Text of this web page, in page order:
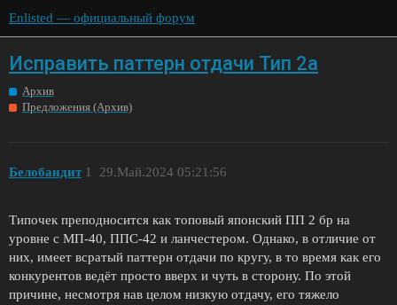
Enlisted — официальный форум
Исправить паттерн отдачи Тип 2а
Архив
Предложения (Архив)
Белобандит 29.Май.2024 05:21:56
1
Типочек преподносится как топовый японский ПП 2 бр на
уровне с МП-40, ППС-42 и ланчестером. Однако, в отличие от
них, имеет всратый паттерн отдачи по кругу, в то время как его
конкурентов ведёт просто вверх и чуть в сторону. По этой
причине, несмотря нав целом низкую отдачу, его тяжело